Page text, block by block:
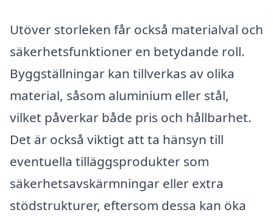
Utöver storleken får också materialval och
säkerhetsfunktioner en betydande roll.
Byggställningar kan tillverkas av olika
material, såsom aluminium eller stål,
vilket påverkar både pris och hållbarhet.
Det är också viktigt att ta hänsyn till
eventuella tilläggsprodukter som
säkerhetsavskärmningar eller extra
stödstrukturer, eftersom dessa kan öka